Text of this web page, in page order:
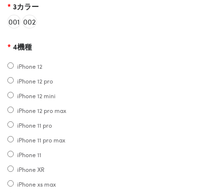
3カラー
001 002
4機種
iPhone 12
iPhone 12 pro
iPhone 12 mini
iPhone 12 pro max
iPhone 11 pro
iPhone 11 pro max
iPhone 11
iPhone XR
iPhone xs max